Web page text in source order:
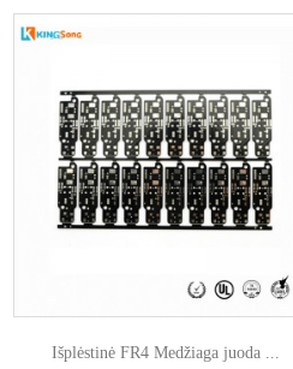
Išplėstinė FR4 Medžiaga juoda ...